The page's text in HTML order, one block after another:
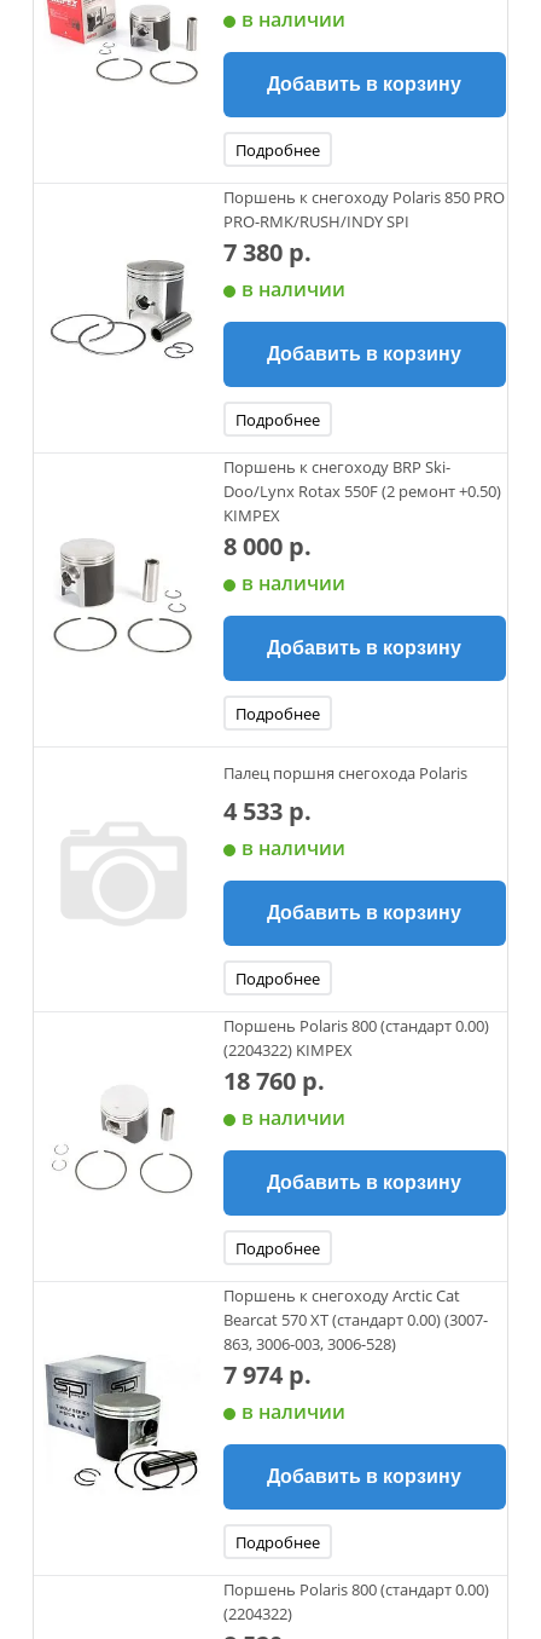
в наличии
Добавить в корзину
Подробнее
Поршень к снегоходу Polaris 850 PRO
PRO-RMK/RUSH/INDY SPI
7 380 р.
в наличии
Добавить в корзину
Подробнее
Поршень к снегоходу BRP Ski-
Doo/Lynx Rotax 550F (2 ремонт +0.50)
KIMPEX
8 000 р.
в наличии
Добавить в корзину
Подробнее
Палец поршня снегохода Polaris
4 533 р.
в наличии
Добавить в корзину
Подробнее
Поршень Polaris 800 (стандарт 0.00)
(2204322) KIMPEX
18 760 р.
в наличии
Добавить в корзину
Подробнее
Поршень к снегоходу Arctic Cat
Bearcat 570 XT (стандарт 0.00) (3007-
863, 3006-003, 3006-528)
7 974 р.
в наличии
Добавить в корзину
Подробнее
Поршень Polaris 800 (стандарт 0.00)
(2204322)